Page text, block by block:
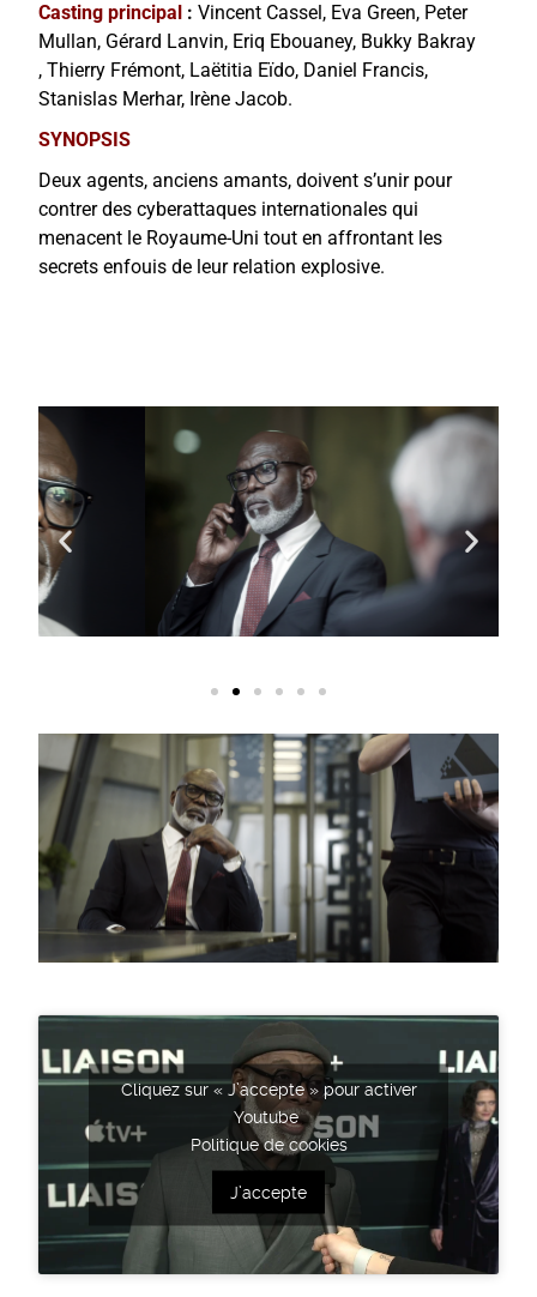
Casting principal :Vincent Cassel, Eva Green, Peter
Mullan, Gérard Lanvin, Eriq Ebouaney, Bukky Bakray
, Thierry Frémont, Laëtitia Eïdo, Daniel Francis,
Stanislas Merhar, Irène Jacob.
SYNOPSIS
Deux agents, anciens amants, doivent s’unir pour
contrer des cyberattaques internationales qui
menacent le Royaume-Uni tout en affrontant les
secrets enfouis de leur relation explosive.
Cliquez sur « J’accepte » pour activer
Youtube
Politique de cookies
J’accepte